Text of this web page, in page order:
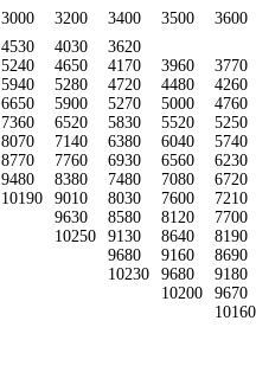
3000 3200 3400 3500
3600
4530 4030
3620
5240 4650 4170 3960
3770
5940 5280 4720 4480
4260
6650 5900 5270 5000
4760
7360 6520 5830 5520
5250
8070 7140 6380 6040
5740
8770 7760 6930 6560
6230
9480 8380 7480 7080
6720
10190 9010 8030 7600
7210
9630 8580 8120
7700
10250 9130 8640
8190
9680 9160
8690
10230 9680
9180
10200
9670
10160